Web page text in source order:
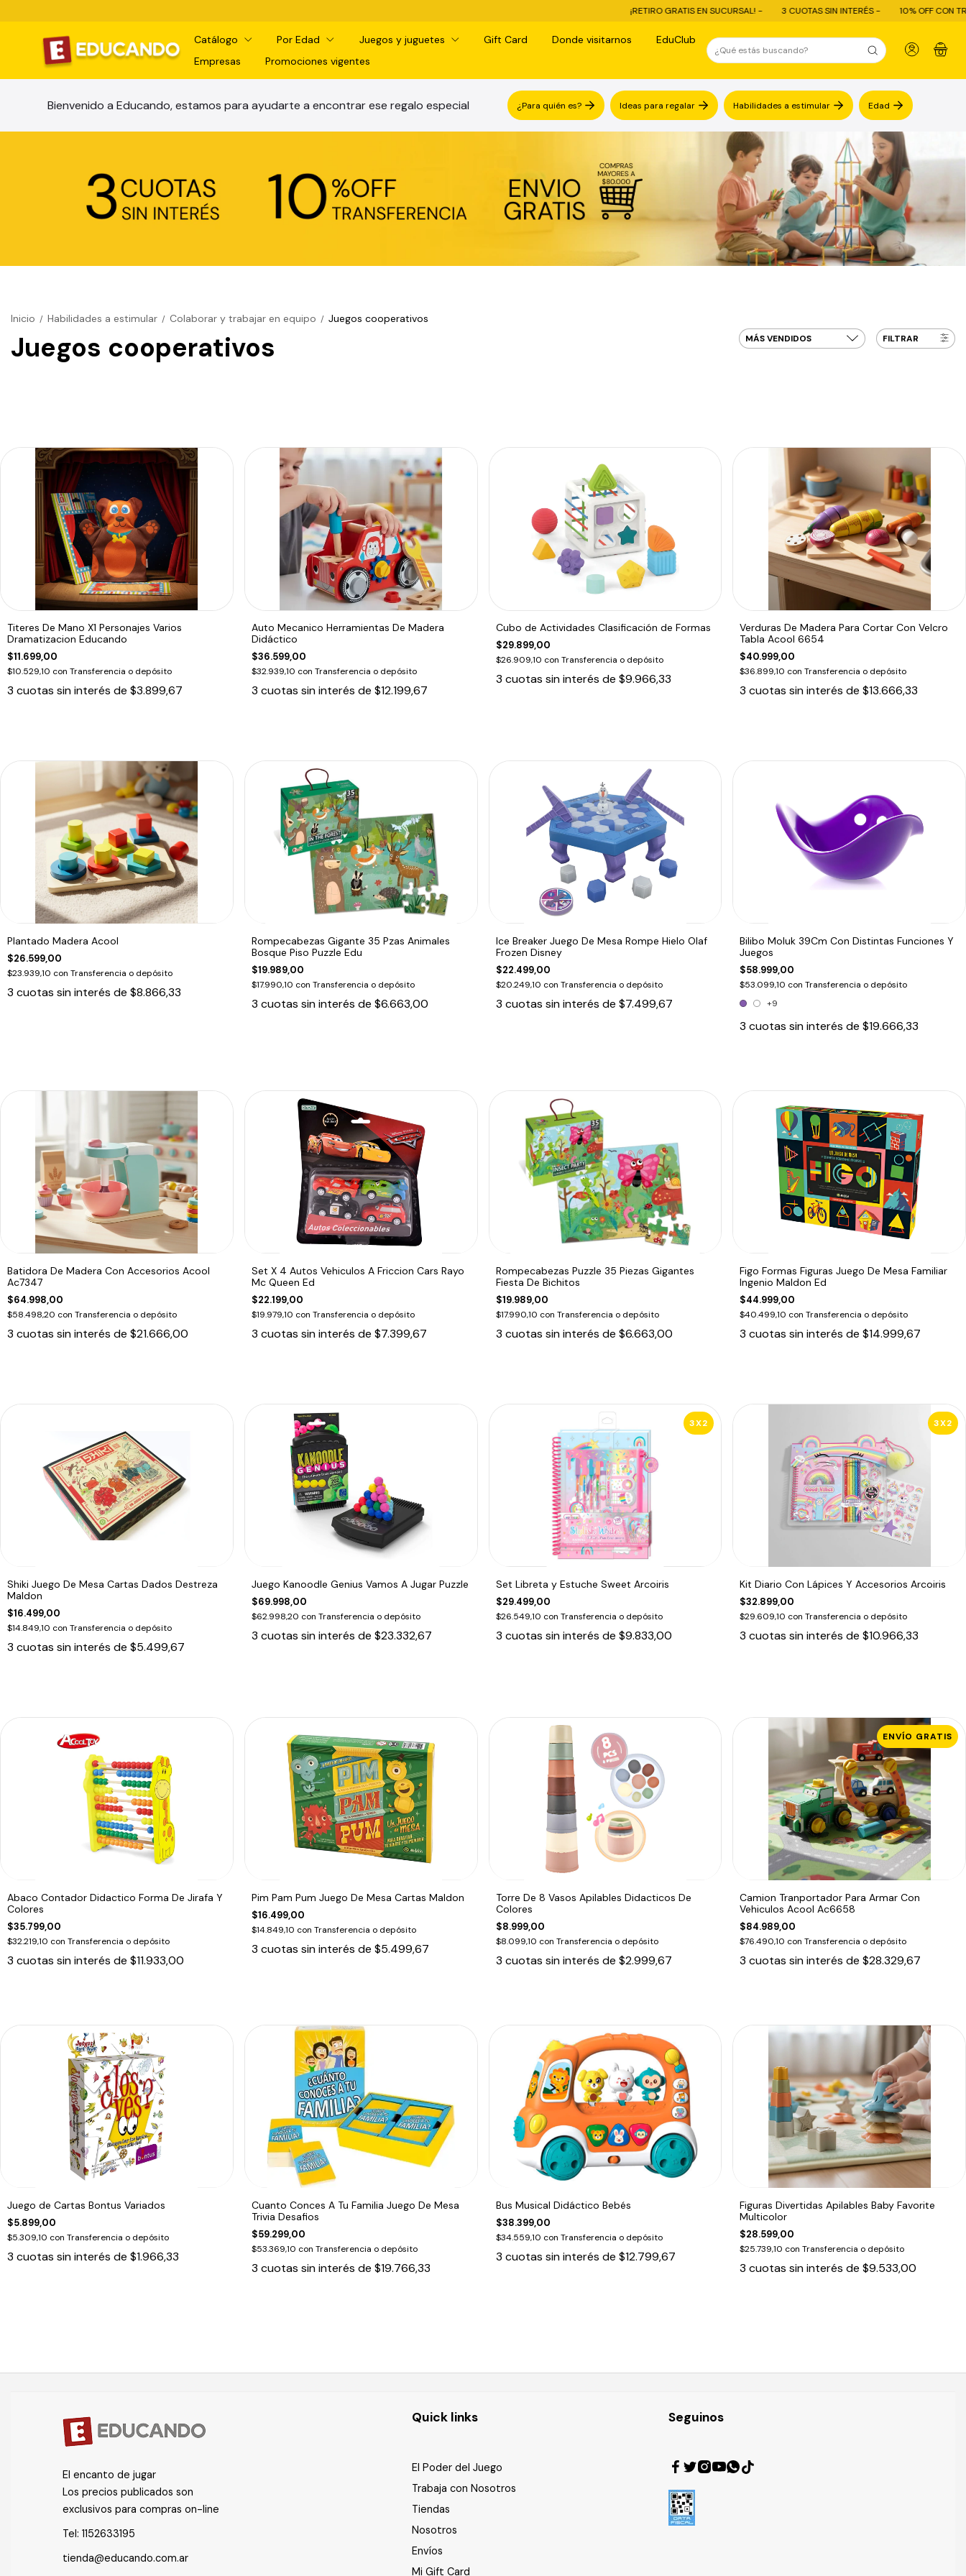
¡RETIRO GRATIS EN SUCURSAL! - 3 CUOTAS SIN INTERÉS - 10% OFF CON TRANSFERENCIA - ENVÍO
Catálogo Por Edad Juegos y juguetes Gift Card Donde visitarnos
EduClub
Empresas
Promociones vigentes
0
Bienvenido a Educando, estamos para ayudarte a encontrar ese regalo especial ¿Para quién es? Ideas para regalar Habilidades a estimular Edad
Inicio / Habilidades a estimular / Colaborar y trabajar en equipo / Juegos cooperativos
Juegos cooperativos FILTRAR
Titeres De Mano X1 Personajes Varios
Dramatizacion Educando
$11.699,00
$10.529,10 con Transferencia o depósito
3 cuotas sin interés de $3.899,67
Auto Mecanico Herramientas De Madera
Didáctico
$36.599,00
$32.939,10 con Transferencia o depósito
3 cuotas sin interés de $12.199,67
Cubo de Actividades Clasificación de Formas
$29.899,00
$26.909,10 con Transferencia o depósito
3 cuotas sin interés de $9.966,33
Verduras De Madera Para Cortar Con Velcro
Tabla Acool 6654
$40.999,00
$36.899,10 con Transferencia o depósito
3 cuotas sin interés de$13.666,33
Plantado Madera Acool
$26.599,00
$23.939,10 con Transferencia o depósito
3 cuotas sin interés de $8.866,33
Rompecabezas Gigante 35 Pzas Animales
Bosque Piso Puzzle Edu
$19.989,00
$17.990,10 con Transferencia o depósito
3 cuotas sin interés de $6.663,00
Ice Breaker Juego De Mesa Rompe Hielo Olaf
Frozen Disney
$22.499,00
$20.249,10 con Transferencia o depósito
3 cuotas sin interés de $7.499,67
Bilibo Moluk 39Cm Con Distintas Funciones Y
Juegos
$58.999,00
$53.099,10 con Transferencia o depósito
+9
3 cuotas sin interés de$19.666,33
Batidora De Madera Con Accesorios Acool
Ac7347
$64.998,00
$58.498,20 con Transferencia o depósito
3 cuotas sin interés de $21.666,00
Set X 4 Autos Vehiculos A Friccion Cars Rayo
Mc Queen Ed
$22.199,00
$19.979,10 con Transferencia o depósito
3 cuotas sin interés de $7.399,67
Rompecabezas Puzzle 35 Piezas Gigantes
Fiesta De Bichitos
$19.989,00
$17.990,10 con Transferencia o depósito
3 cuotas sin interés de $6.663,00
Figo Formas Figuras Juego De Mesa Familiar
Ingenio Maldon Ed
$44.999,00
$40.499,10 con Transferencia o depósito
3 cuotas sin interés de$14.999,67
Shiki Juego De Mesa Cartas Dados Destreza
Maldon
$16.499,00
$14.849,10 con Transferencia o depósito
3 cuotas sin interés de $5.499,67
Juego Kanoodle Genius Vamos A Jugar Puzzle
$69.998,00
$62.998,20 con Transferencia o depósito
3 cuotas sin interés de $23.332,67
3X2
Set Libreta y Estuche Sweet Arcoiris
$29.499,00
$26.549,10 con Transferencia o depósito
3 cuotas sin interés de $9.833,00
3X2
Kit Diario Con Lápices Y Accesorios Arcoiris
$32.899,00
$29.609,10 con Transferencia o depósito
3 cuotas sin interés de$10.966,33
Abaco Contador Didactico Forma De Jirafa Y
Colores
$35.799,00
$32.219,10 con Transferencia o depósito
3 cuotas sin interés de $11.933,00
Pim Pam Pum Juego De Mesa Cartas Maldon
$16.499,00
$14.849,10 con Transferencia o depósito
3 cuotas sin interés de $5.499,67
Torre De 8 Vasos Apilables Didacticos De
Colores
$8.999,00
$8.099,10 con Transferencia o depósito
3 cuotas sin interés de $2.999,67
ENVÍO GRATIS
Camion Tranportador Para Armar Con
Vehiculos Acool Ac6658
$84.989,00
$76.490,10 con Transferencia o depósito
3 cuotas sin interés de$28.329,67
Juego de Cartas Bontus Variados
$5.899,00
$5.309,10 con Transferencia o depósito
3 cuotas sin interés de $1.966,33
Cuanto Conces A Tu Familia Juego De Mesa
Trivia Desafios
$59.299,00
$53.369,10 con Transferencia o depósito
3 cuotas sin interés de $19.766,33
Bus Musical Didáctico Bebés
$38.399,00
$34.559,10 con Transferencia o depósito
3 cuotas sin interés de $12.799,67
Figuras Divertidas Apilables Baby Favorite
Multicolor
$28.599,00
$25.739,10 con Transferencia o depósito
3 cuotas sin interés de$9.533,00
El encanto de jugar
Los precios publicados son
exclusivos para compras on-line
Tel: 1152633195
tienda@educando.com.ar
Quick links
El Poder del Juego
Trabaja con Nosotros
Tiendas
Nosotros
Envíos
Mi Gift Card
Seguinos